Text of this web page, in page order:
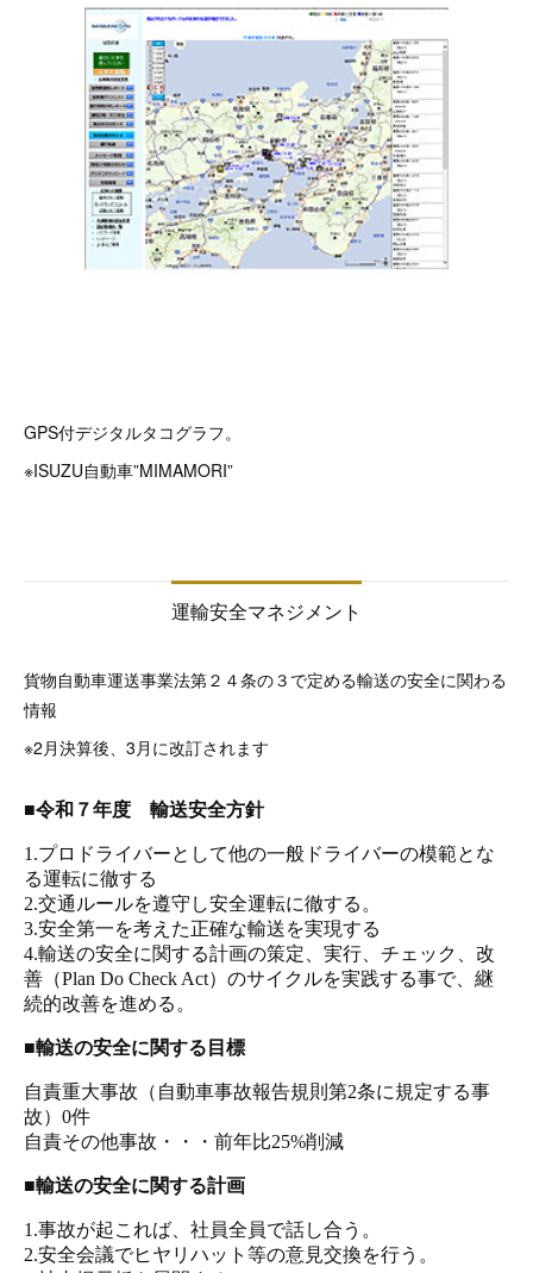
GPS付デジタルタコグラフ。
※ISUZU自動車”MIMAMORI”
運輸安全マネジメント
貨物自動車運送事業法第２４条の３で定める輸送の安全に関わる
情報
※2月決算後、3月に改訂されます